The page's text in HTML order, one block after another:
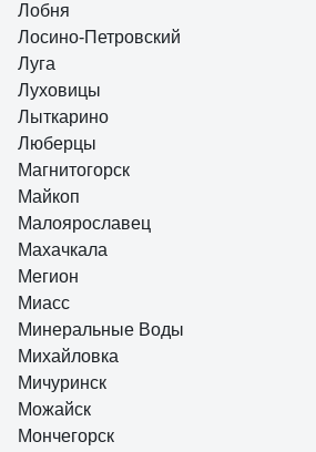
Лобня
Лосино-Петровский
Луга
Луховицы
Лыткарино
Люберцы
Магнитогорск
Майкоп
Малоярославец
Махачкала
Мегион
Миасс
Минеральные Воды
Михайловка
Мичуринск
Можайск
Мончегорск